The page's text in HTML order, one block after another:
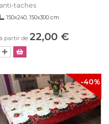
anti-taches
150x240, 150x300 cm
à partir de 22,00 €
-40%